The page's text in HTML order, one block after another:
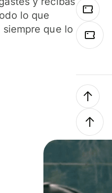
lo que
que lo